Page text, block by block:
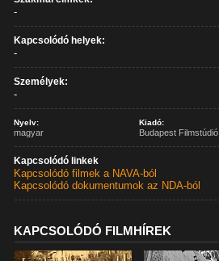
-
Kapcsolódó helyek:
-
Személyek:
-
Nyelv:
magyar
Kiadó:
Budapest Filmstúdió
Kapcsolódó linkek
Kapcsolódó filmek a NAVA-ból
Kapcsolódó dokumentumok az NDA-ból
KAPCSOLÓDÓ FILMHÍREK